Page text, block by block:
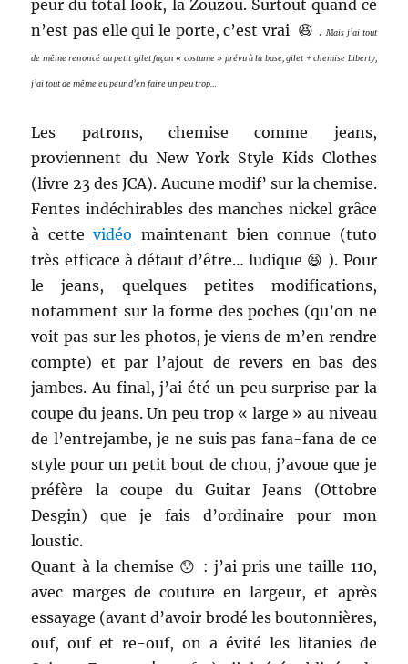
peur du total look, la Zouzou. Surtout quand ce
n’est pas elle qui le porte, c’est vrai 😆 .Mais j’ai tout
de même renoncé au petit gilet façon « costume » prévu à la base, gilet + chemise Liberty,
j’ai tout de même eu peur d’en faire un peu trop…
Les patrons, chemise comme jeans,
proviennent du New York Style Kids Clothes
(livre 23 des JCA). Aucune modif’ sur la chemise.
Fentes indéchirables des manches nickel grâce
à cettevidéo maintenant bien connue (tuto
très efficace à défaut d’être… ludique 😆 ). Pour
le jeans, quelques petites modifications,
notamment sur la forme des poches (qu’on ne
voit pas sur les photos, je viens de m’en rendre
compte) et par l’ajout de revers en bas des
jambes. Au final, j’ai été un peu surprise par la
coupe du jeans. Un peu trop « large » au niveau
de l’entrejambe, je ne suis pas fana-fana de ce
style pour un petit bout de chou, j’avoue que je
préfère la coupe du Guitar Jeans (Ottobre
Desgin) que je fais d’ordinaire pour mon
loustic.
Quant à la chemise 😯 : j’ai pris une taille 110,
avec marges de couture en largeur, et après
essayage (avant d’avoir brodé les boutonnières,
ouf, ouf et re-ouf, on a évité les litanies de